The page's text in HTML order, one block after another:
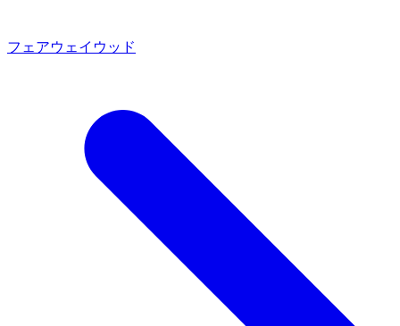
フェアウェイウッド